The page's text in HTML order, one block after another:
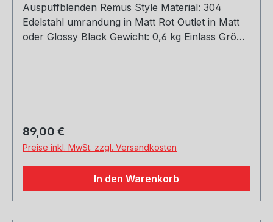
Auspuffblenden Remus Style Material: 304
Edelstahl umrandung in Matt Rot Outlet in Matt
oder Glossy Black Gewicht: 0,6 kg Einlass Größe:
Regulärer Preis:
89,00 €
Preise inkl. MwSt. zzgl. Versandkosten
In den Warenkorb